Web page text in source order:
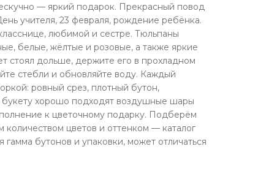
— яркий подарок. Прекрасный повод
учителя, 23 февраля, рождение ребёнка.
любимой и сестре. Тюльпаны
белые, жёлтые и розовые, а также яркие
стоял дольше, держите его в прохладном
стебли и обновляйте воду. Каждый
ровный срез, плотный бутон,
хорошо подходят воздушные шары
к цветочному подарку. Подберём
цветов и оттенком — каталог
гамма бутонов и упаковки, может отличаться